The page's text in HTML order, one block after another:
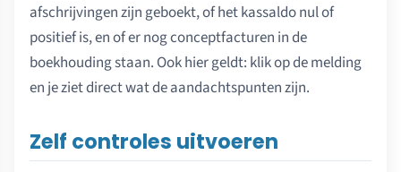
afschrijvingen zijn geboekt, of het kassaldo nul of
positief is, en of er nog conceptfacturen in de
boekhouding staan. Ook hier geldt: klik op de melding
en je ziet direct wat de aandachtspunten zijn.
Zelf controles uitvoeren